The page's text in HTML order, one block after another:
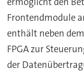
Frontendmodule
enthält neben
FPGA zur
der